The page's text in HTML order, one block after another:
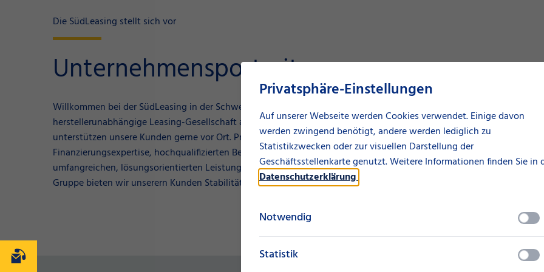
Privatsphäre-Einstellungen
Auf unserer Webseite werden Cookies verwendet. Einige davon
werden zwingend benötigt, andere werden lediglich zu
Statistikzwecken oder zur visuellen Darstellung der
Geschäftsstellenkarte genutzt. Weitere Informationen finden Sie in
Datenschutzerklärung
Notwendig
Statistik
Die SüdLeasing stellt sich vor
Unternehmensportrait
Willkommen bei der SüdLeasing in der Schweiz. Wir als SüdLeasing sind als grosse
herstellerunabhängige Leasing-Gesellschaft auch in der Schweiz vertreten und
unterstützen unsere Kunden gerne vor Ort. Profitieren Sie von unserer
Finanzierungsexpertise, hochqualifizierten Beraterinnen und Beratern und einem
umfangreichen, lösungsorientierten Leistungsportfolio. Gemeinsam mit der LBBW-
Gruppe bieten wir unserern Kunden Stabilität und Qualität.